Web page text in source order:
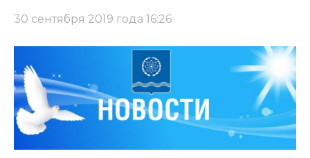
30 сентября 2019 года 16:26